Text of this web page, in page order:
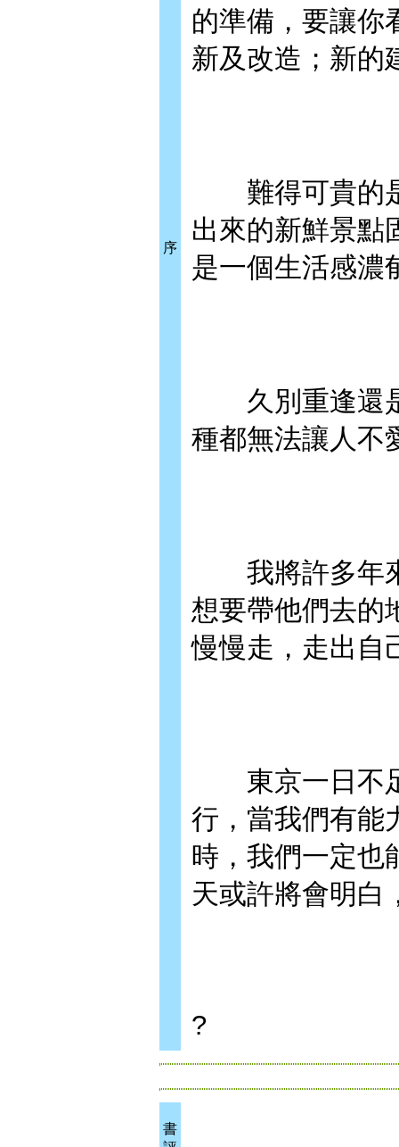
序
的準備，要讓你
新及改造；新的
難得可貴的是
出來的新鮮景點
是一個生活感濃
久別重逢還是
種都無法讓人不
我將許多年來
想要帶他們去的
慢慢走，走出自
東京一日不足
行，當我們有能
時，我們一定也
天或許將會明白
?
書